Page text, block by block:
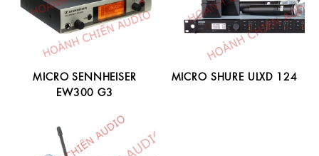
MICRO SENNHEISER
EW300 G3
MICRO SHURE ULXD 124